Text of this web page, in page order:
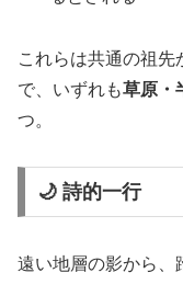
これらは共通の祖先
で、いずれも草原・
つ。
🌙 詩的一行
遠い地層の影から、